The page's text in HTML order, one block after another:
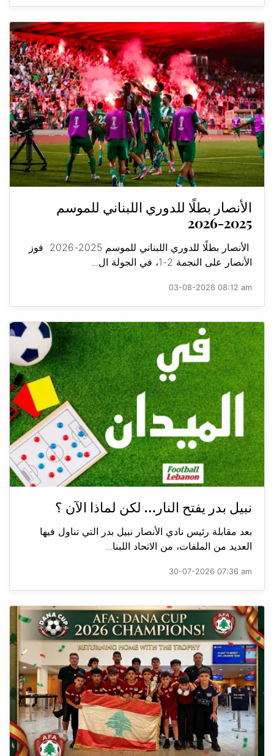
الأنصار بطلًا للدوري اللبناني للموسم
2025-2026
الأنصار بطلًا للدوري اللبناني للموسم 2025-2026 فوز
الأنصار على النجمة 2-1، في الجولة ال...
03-08-2026 08:12 am
نبيل بدر يفتح النار… لكن لماذا الآن ؟
بعد مقابلة رئيس نادي الأنصار نبيل بدر التي تناول فيها
العديد من الملفات، من الاتحاد اللبنا...
30-07-2026 07:36 am